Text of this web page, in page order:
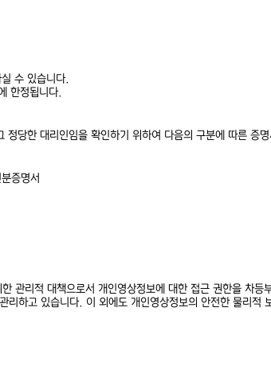
수 있습니다.
한정됩니다.
한 대리인임을 확인하기 위하여 다음의 구분에 따른 증명
증명서
관리적 대책으로서 개인영상정보에 대한 접근 권한을 차등
하고 있습니다. 이 외에도 개인영상정보의 안전한 물리적